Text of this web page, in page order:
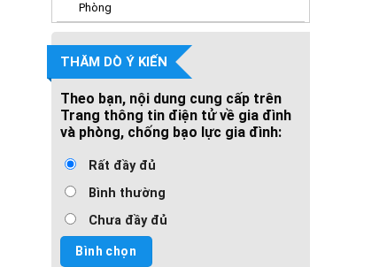
Phòng
THĂM DÒ Ý KIẾN
Theo bạn, nội dung cung cấp trên
Trang thông tin điện tử về gia đình
và phòng, chống bạo lực gia đình:
Rất đầy đủ
Bình thường
Chưa đầy đủ